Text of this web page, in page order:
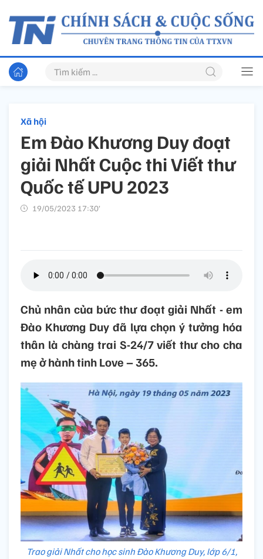
Xã hội
Em Đào Khương Duy đoạt
giải Nhất Cuộc thi Viết thư
Quốc tế UPU 2023
19/05/2023 17:30’
Chủ nhân của bức thư đoạt giải Nhất - em
Đào Khương Duy đã lựa chọn ý tưởng hóa
thân là chàng trai S-24/7 viết thư cho cha
mẹ ở hành tinh Love – 365.
Trao giải Nhất cho học sinh Đào Khương Duy, lớp 6/1,